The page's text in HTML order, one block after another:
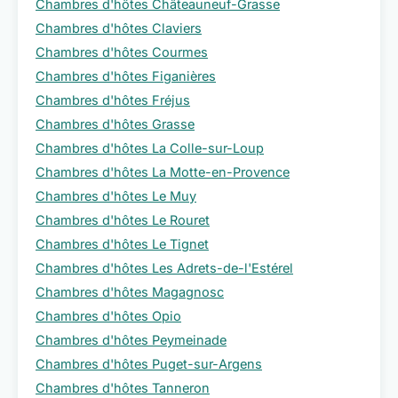
Chambres d'hôtes Châteauneuf-Grasse
Chambres d'hôtes Claviers
Chambres d'hôtes Courmes
Chambres d'hôtes Figanières
Chambres d'hôtes Fréjus
Chambres d'hôtes Grasse
Chambres d'hôtes La Colle-sur-Loup
Chambres d'hôtes La Motte-en-Provence
Chambres d'hôtes Le Muy
Chambres d'hôtes Le Rouret
Chambres d'hôtes Le Tignet
Chambres d'hôtes Les Adrets-de-l'Estérel
Chambres d'hôtes Magagnosc
Chambres d'hôtes Opio
Chambres d'hôtes Peymeinade
Chambres d'hôtes Puget-sur-Argens
Chambres d'hôtes Tanneron